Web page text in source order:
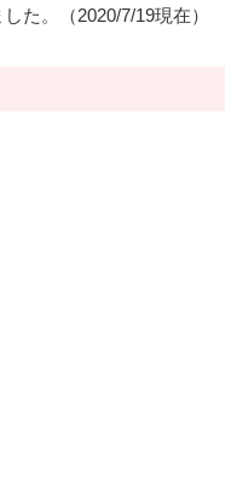
た。（2020/7/19現在）